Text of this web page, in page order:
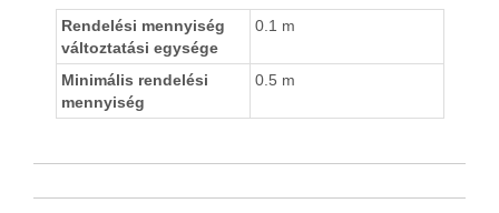
Rendelési mennyiség
változtatási egysége
0.1 m
Minimális rendelési
mennyiség
0.5 m